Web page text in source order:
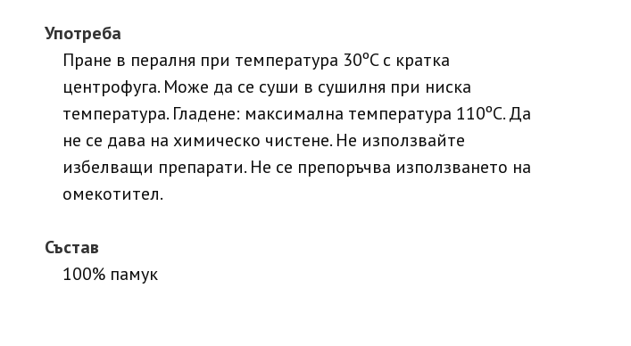
Употреба
Пране в пералня при температура 30ºC с кратка
центрофуга. Може да се суши в сушилня при ниска
температура. Гладене: максимална температура 110ºC. Да
не се дава на химическо чистене. Не използвайте
избелващи препарати. Не се препоръчва използването на
омекотител.
Състав
100% памук